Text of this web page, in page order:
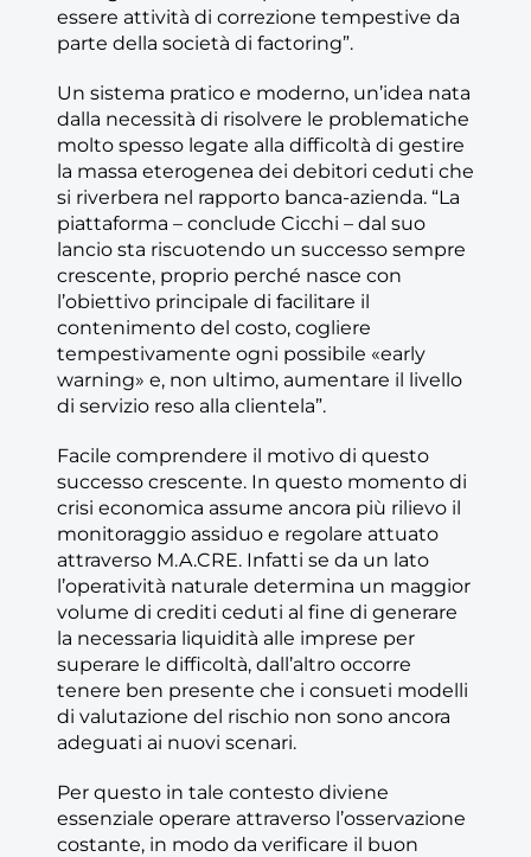
essere attività di correzione tempestive da
parte della società di factoring”.
Un sistema pratico e moderno, un’idea nata
dalla necessità di risolvere le problematiche
molto spesso legate alla difficoltà di gestire
la massa eterogenea dei debitori ceduti che
si riverbera nel rapporto banca-azienda. “La
piattaforma – conclude Cicchi – dal suo
lancio sta riscuotendo un successo sempre
crescente, proprio perché nasce con
l’obiettivo principale di facilitare il
contenimento del costo, cogliere
tempestivamente ogni possibile «early
warning» e, non ultimo, aumentare il livello
di servizio reso alla clientela”.
Facile comprendere il motivo di questo
successo crescente. In questo momento di
crisi economica assume ancora più rilievo il
monitoraggio assiduo e regolare attuato
attraverso M.A.CRE. Infatti se da un lato
l’operatività naturale determina un maggior
volume di crediti ceduti al fine di generare
la necessaria liquidità alle imprese per
superare le difficoltà, dall’altro occorre
tenere ben presente che i consueti modelli
di valutazione del rischio non sono ancora
adeguati ai nuovi scenari.
Per questo in tale contesto diviene
essenziale operare attraverso l’osservazione
costante, in modo da verificare il buon